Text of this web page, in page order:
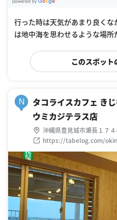
行った時は天気があまり良くな
は地中海を思わせるような場所
このスポット
N
タコライスカフェ き
ウミカジテラス店
沖縄県豊見城市瀬長１７４
https://tabelog.com/